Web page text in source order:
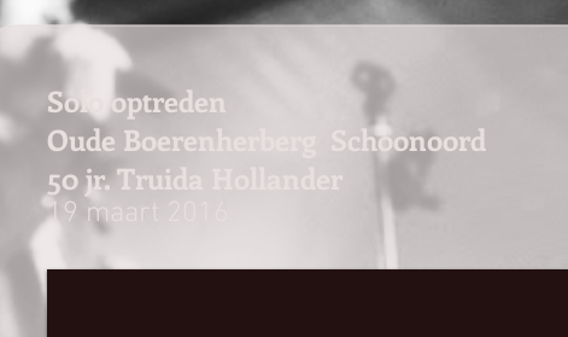
Solo optreden
Oude Boerenherberg
Schoonoord
50 jr. Truida Hollander
19 maart 2016